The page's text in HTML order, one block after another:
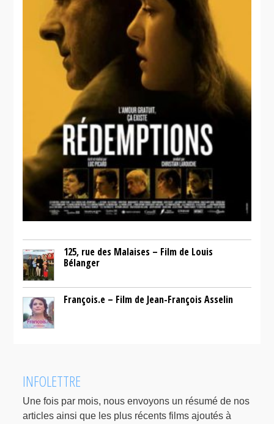
125, rue des Malaises – Film de Louis
Bélanger
François.e – Film de Jean-François Asselin
INFOLETTRE
Une fois par mois, nous envoyons un résumé de nos
articles ainsi que les plus récents films ajoutés à